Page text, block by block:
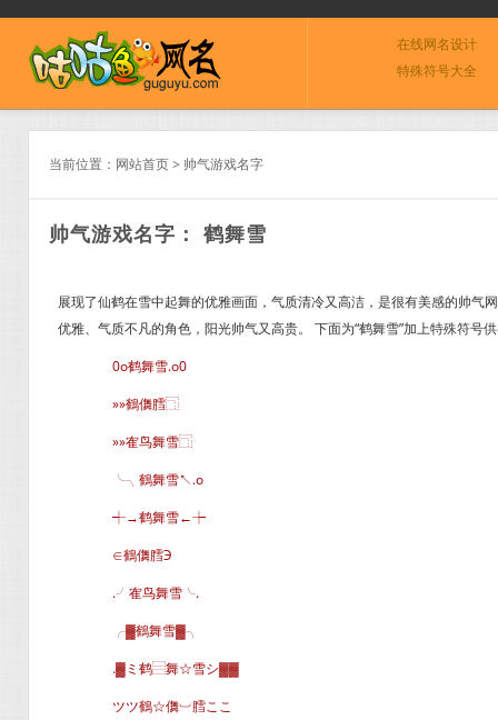
在线网名设计
特殊符号大全
当前位置： 网站首页> 帅气游戏名字
帅气游戏名字： 鹤舞雪
展现了仙鹤在雪中起舞的优雅画面，气质清冷又高洁，是很有美感的帅气
优雅、气质不凡的角色，阳光帅气又高贵。 下面为“鹤舞雪”加上特殊符号
0o鹤舞雪.o0
»»鶴儛膤⿹
»»隺鸟舞雪⿹
╰╮鶴舞雪↖.o
┽→鹤舞雪←┾
∈鶴儛膤Э
.╯隺鸟舞雪╰.
╭▓鶴舞雪▓╮
.▓ミ鹤⿳舞☆雪シ▓▓
ツツ鶴☆儛︺膤ここ